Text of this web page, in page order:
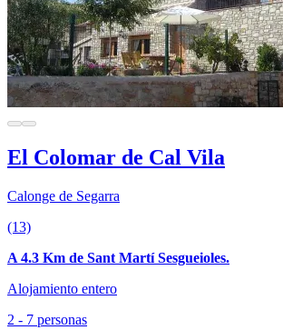
El Colomar de Cal Vila
Calonge de Segarra
(13)
A 4.3 Km de Sant Martí Sesgueioles.
Alojamiento entero
2 - 7 personas